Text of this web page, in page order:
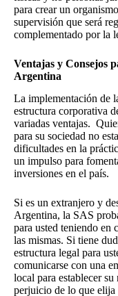
para crear un
supervisión que será
complementado por la
Ventajas y Consejos
Argentina
La implementación de
estructura corporativa
variadas ventajas.
para su sociedad no
dificultades en la
un impulso para
inversiones en el país.
Si es un extranjero y
Argentina, la SAS
para usted teniendo en
las mismas. Si tiene
estructura legal para
comunicarse con una
local para establecer
perjuicio de lo que elija